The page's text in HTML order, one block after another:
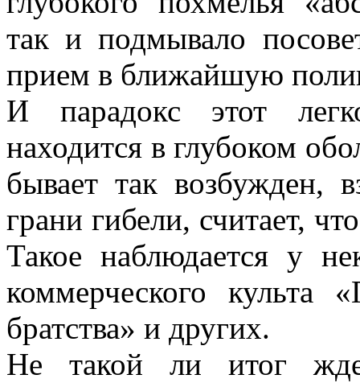
так и подмывало
прием в ближайшую
И парадокс этот
находится в глубоком
бывает так возбужден,
грани гибели, считает,
Такое наблюдается у
коммерческого культа
братства» и других.
Не такой ли итог